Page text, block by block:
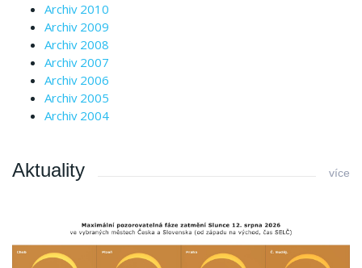
Archiv 2010
Archiv 2009
Archiv 2008
Archiv 2007
Archiv 2006
Archiv 2005
Archiv 2004
Aktuality více